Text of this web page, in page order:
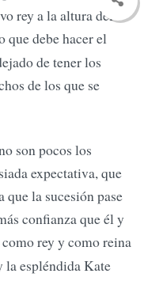
rey a la altura del
que debe hacer el
de tener los
de los que se
son pocos los
expectativa, que
que la sucesión pase
confianza que él y
como rey y como reina
espléndida Kate